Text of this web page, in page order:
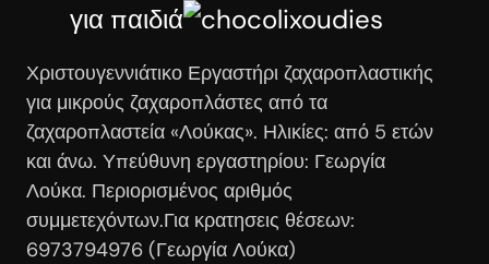
για παιδιά
Χριστουγεννιάτικο Εργαστήρι ζαχαροπλαστικής
για μικρούς ζαχαροπλάστες από τα
ζαχαροπλαστεία «Λούκας». Ηλικίες: από 5 ετών
και άνω. Υπεύθυνη εργαστηρίου: Γεωργία
Λούκα. Περιορισμένος αριθμός
συμμετεχόντων.Για κρατησεις θέσεων:
6973794976 (Γεωργία Λούκα)